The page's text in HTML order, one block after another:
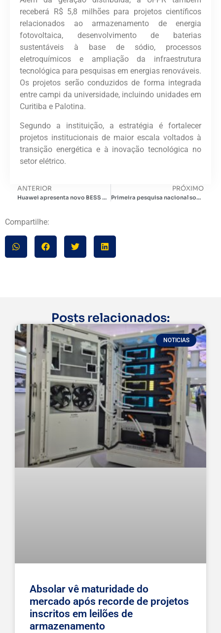
receberá R$ 5,8 milhões para projetos científicos
relacionados ao armazenamento de energia
fotovoltaica, desenvolvimento de baterias
sustentáveis à base de sódio, processos
eletroquímicos e ampliação da infraestrutura
tecnológica para pesquisas em energias renováveis.
Os projetos serão conduzidos de forma integrada
entre campi da universidade, incluindo unidades em
Curitiba e Palotina.
Segundo a instituição, a estratégia é fortalecer
projetos institucionais de maior escala voltados à
transição energética e à inovação tecnológica no
setor elétrico.
ANTERIOR
Huawei apresenta novo BESS de 241 kWh para o mercado brasileiro
PRÓXIMO
Primeira pesquisa nacional sobre eletromobilidade em frotas: 520 empresas no Chile revelam barreiras e oportunidades
Compartilhe:
Posts relacionados:
NOTICIAS
Absolar vê maturidade do
mercado após recorde de projetos
inscritos em leilões de
armazenamento